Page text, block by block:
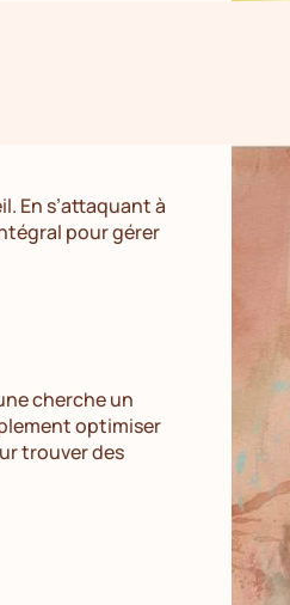
En s’attaquant à
pour gérer
cherche un
optimiser
trouver des